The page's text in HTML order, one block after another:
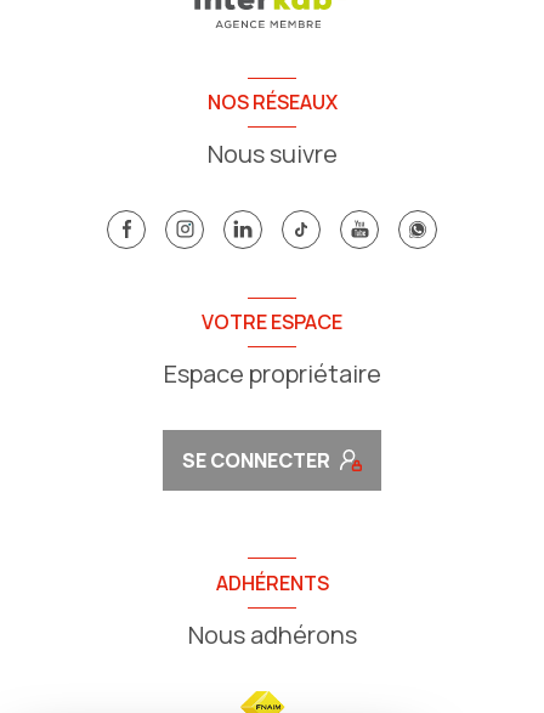
NOS RÉSEAUX
Nous suivre
VOTRE ESPACE
Espace propriétaire
SE CONNECTER
ADHÉRENTS
Nous adhérons